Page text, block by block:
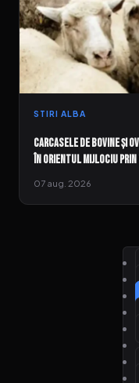
STIRI ALBA
Carcasele de bovine și
în Orientul Mijlociu prin
07 aug. 2026